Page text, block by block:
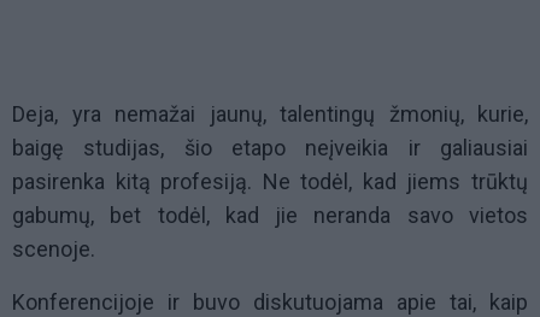
Deja, yra nemažai jaunų, talentingų žmonių, kurie,
baigę studijas, šio etapo neįveikia ir galiausiai
pasirenka kitą profesiją. Ne todėl, kad jiems trūktų
gabumų, bet todėl, kad jie neranda savo vietos
scenoje.
Konferencijoje ir buvo diskutuojama apie tai, kaip